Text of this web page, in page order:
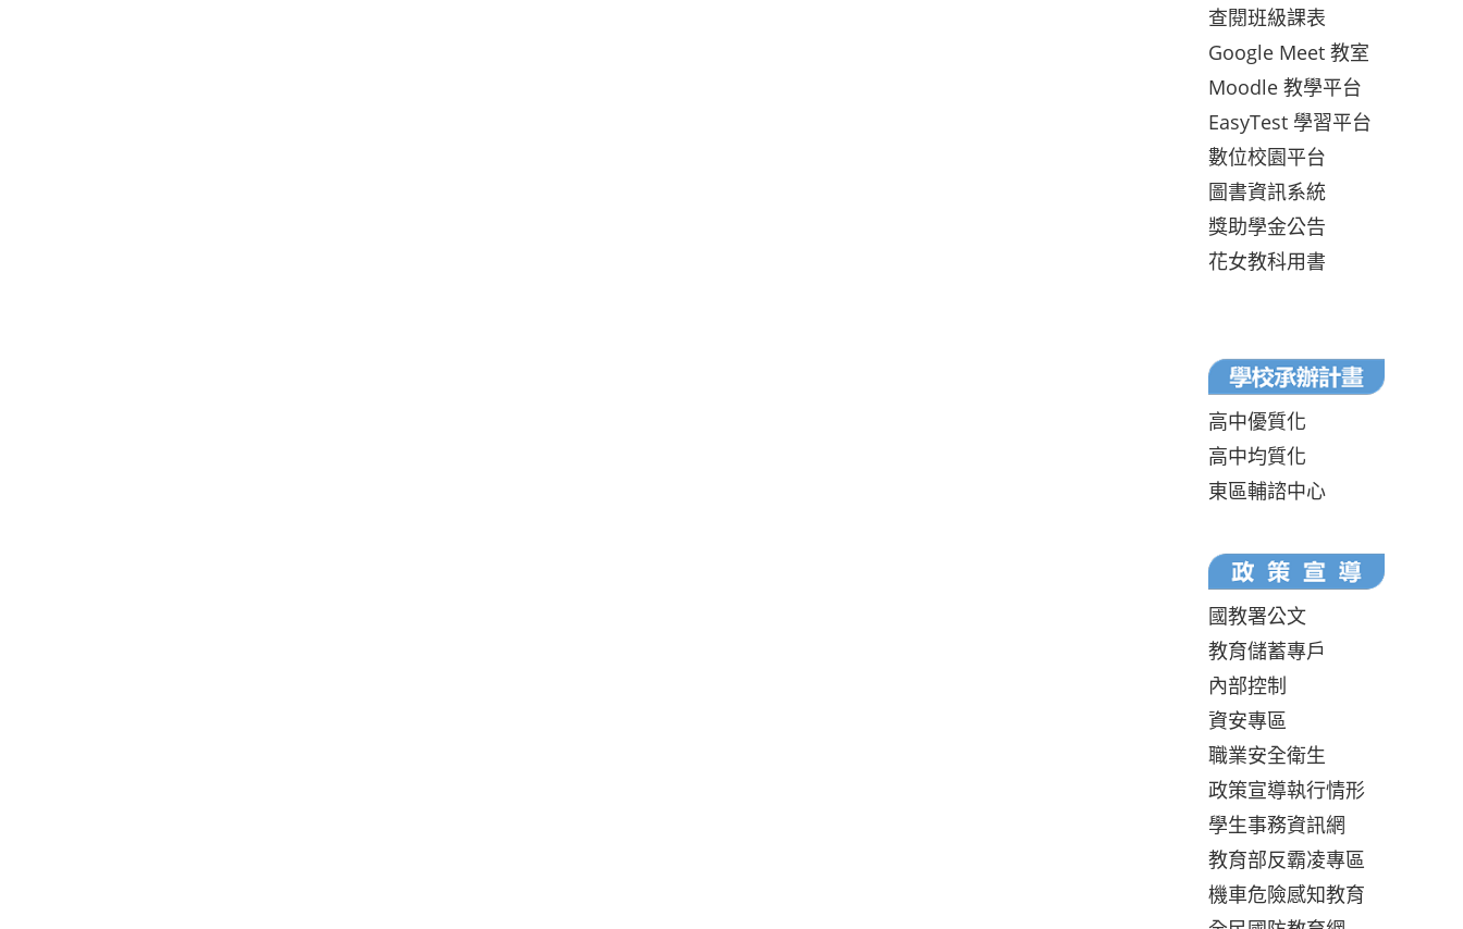
查閱班級課表
Google Meet 教室
Moodle 教學平台
EasyTest 學習平台
數位校園平台
圖書資訊系統
獎助學金公告
花女教科用書
高中優質化
高中均質化
東區輔諮中心
國教署公文
教育儲蓄專戶
內部控制
資安專區
職業安全衛生
政策宣導執行情形
學生事務資訊網
教育部反霸凌專區
機車危險感知教育